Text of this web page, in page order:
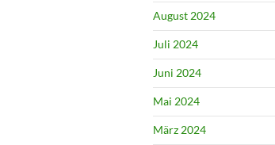
August 2024
Juli 2024
Juni 2024
Mai 2024
März 2024